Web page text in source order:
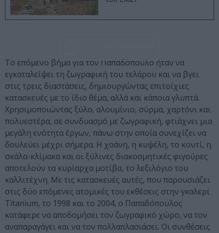
Το επόμενο βήμα για τον Παπαδόπουλο ήταν να
εγκαταλείψει τη ζωγραφική του τελάρου και να βγει
στις τρεις διαστάσεις, δημιουργώντας επιτοίχιες
κατασκευές με το ίδιο θέμα, αλλά και κάποια γλυπτά.
Χρησιμοποιώντας ξύλο, αλουμίνιο, σύρμα, χαρτόνι και
πολυεστέρα, σε συνδυασμό με ζωγραφική, φτιάχνει μια
μεγάλη ενότητα έργων, πάνω στην οποία συνεχίζει να
δουλεύει μέχρι σήμερα. Η χοάνη, η κυψέλη, το κουτί, η
σκάλα-κλίμακα και οι ξύλινες διακοσμητικές φιγούρες
αποτελούν τα κυρίαρχα μοτίβα, το λεξιλόγιο του
καλλιτέχνη. Με τις κατασκευές αυτές, που παρουσιάζει
στις δύο επόμενες ατομικές του εκθέσεις στην γκαλερί
Titanium, το 1998 και το 2004, ο Παπαδόπουλος
κατάφερε να αποδομήσει τον ζωγραφικό χώρο, να τον
αναπαραγάγει και να τον πολλαπλασιάσει. Οι συνθέσεις